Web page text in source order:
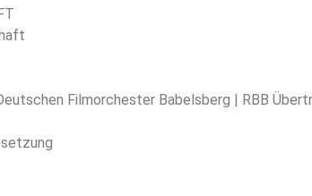
Filmorchester Babelsberg | RBB